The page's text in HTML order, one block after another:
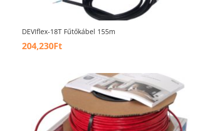
DEVIflex-18T Fűtőkábel 155m
204,230Ft